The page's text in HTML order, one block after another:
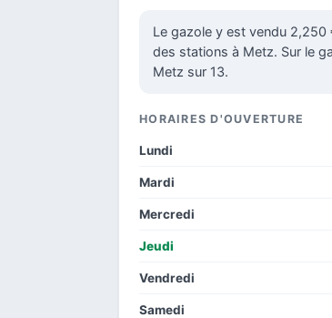
Le gazole y est vendu
des stations à Metz. Sur le
Metz sur 13.
HORAIRES D'OUVERTURE
Lundi
Mardi
Mercredi
Jeudi
Vendredi
Samedi